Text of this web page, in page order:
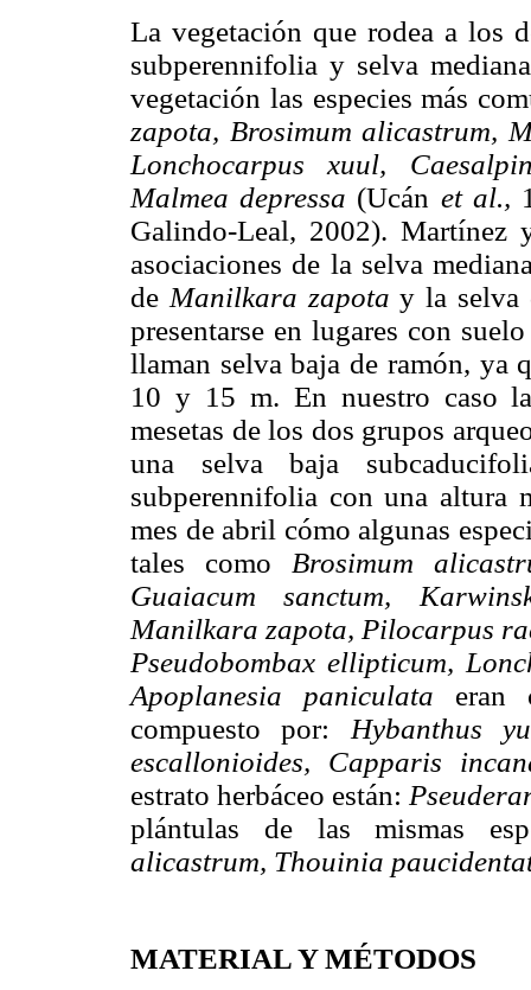
La vegetación que rodea a los
subperennifolia y selva
vegetación las especies más
zapota, Brosimum alicastrum,
Lonchocarpus xuul,
Malmea depressa (Ucán et al.,
Galindo-Leal, 2002). Martínez
asociaciones de la selva
de Manilkara zapota y la
presentarse en lugares con
llaman selva baja de ramón, ya
10 y 15 m. En nuestro caso
mesetas de los dos grupos
una selva baja
subperennifolia con una altura
mes de abril cómo algunas
tales como Brosimum
Guaiacum sanctum,
Manilkara zapota, Pilocarpus
Pseudobombax ellipticum,
Apoplanesia paniculata eran
compuesto por: Hybanthus
escallonioides, Capparis
estrato herbáceo están:
plántulas de las mismas
alicastrum, Thouinia
MATERIAL Y MÉTODOS